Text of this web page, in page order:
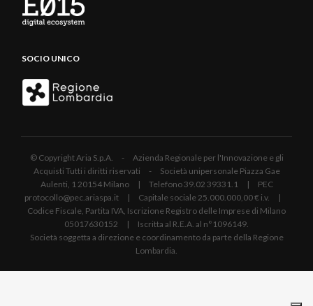
SOCIO UNICO
© Copyright Aria S.p.A. - Azienda Regionale per l'Innovazione e gli
Acquisti Tutti i diritti riservati - Società unipersonale Piazza Gae
Aulenti, 1 20154 Milano | Telefono 39.02 39331.1 | PEC
protocollo@pec.ariaspa.it | Capitale sociale 25.000.000,00 € i.v. |
Codice Fiscale, Partita IVA, Iscrizione Registro delle Imprese di Milano
05017630152 | Iscritta al R.E.A. al n°1096149.
Società soggetta a direzione e coordinamento da parte della Regione
Lombardia.